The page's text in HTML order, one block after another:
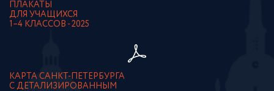
ПЛАКАТЫ
ДЛЯ УЧАЩИХСЯ
1–4 КЛАССОВ - 2025
КАРТА САНКТ-ПЕТЕРБУРГА
С ДЕТАЛИЗИРОВАННЫМ